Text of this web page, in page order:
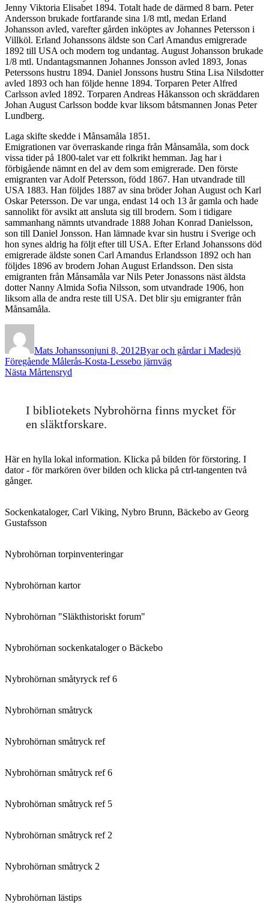
Jenny Viktoria Elisabet 1894. Totalt hade de därmed 8 barn. Peter
Andersson brukade fortfarande sina 1/8 mtl, medan Erland
Johansson avled, varefter gården inköptes av Johannes Petersson i
Villköl. Erland Johanssons äldste son Carl Amandus emigrerade
1892 till USA och modern tog undantag. August Johansson brukade
1/8 mtl. Undantagsmannen Johannes Jonsson avled 1893, Jonas
Peterssons hustru 1894. Daniel Jonssons hustru Stina Lisa Nilsdotter
avled 1893 och han följde henne 1894. Torparen Peter Alfred
Carlsson avled 1892. Torparen Andreas Håkansson och skräddaren
Johan August Carlsson bodde kvar liksom båtsmannen Jonas Peter
Lundberg.
Laga skifte skedde i Månsamåla 1851.
Emigrationen var överraskande ringa från Månsamåla, som dock
vissa tider på 1800-talet var ett folkrikt hemman. Jag har i
förbigående nämnt en del av dem som emigrerade. Den förste
emigranten var Adolf Petersson, född 1867. Han utvandrade till
USA 1883. Han följdes 1887 av sina bröder Johan August och Karl
Oskar Petersson. De var unga, endast 14 och 13 år gamla och hade
sannolikt för avsikt att ansluta sig till brodern. Som i tidigare
sammanhang nämnts utvandrade 1888 Johan Konrad Danielsson,
son till Daniel Jonsson. Han lämnade kvar sin hustru i Sverige och
hon synes aldrig ha följt efter till USA. Efter Erland Johanssons död
emigrerade äldste sonen Carl Amandus Erlandsson 1892 och han
följdes 1896 av brodern Johan August Erlandsson. Den sista
emigranten från Månsamåla var Nils Peter Jonassons näst äldsta
dotter Nanny Almida Sofia Nilsson, som utvandrade 1906, hon
liksom alla de andra reste till USA. Det blir sju emigranter från
Månsamåla.
Mats Johanssonjuni 8, 2012Byar och gårdar i Madesjö
Inläggsnavigering
Föregående Föregående
inlägg:
Målerås-Kosta-Lessebo järnväg
Nästa Nästa
Mårtensryd
I bibliotekets Nybrohörna finns mycket för
en släktforskare.
Här en hylla lokal information. Klicka på bilden för förstoring. I
dator - för markören över bilden och klicka på ctrl-tangenten två
gånger.
Sockenkataloger, Carl Viking, Nybro Brunn, Bäckebo av Georg
Gustafsson
Nybrohörnan torpinventeringar
Nybrohörnan kartor
Nybrohörnan "Släkthistoriskt forum"
Nybrohörnan sockenkataloger o Bäckebo
Nybrohörnan småtyryck ref 6
Nybrohörnan småtryck
Nybrohörnan småtryck ref
Nybrohörnan småtryck ref 6
Nybrohörnan småtryck ref 5
Nybrohörnan småtryck ref 2
Nybrohörnan småtryck 2
Nybrohörnan lästips